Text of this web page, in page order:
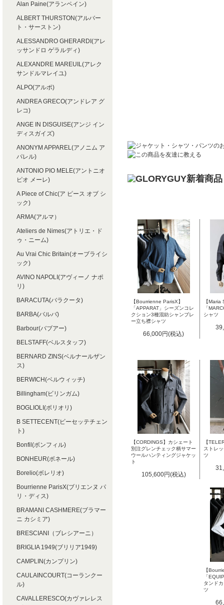
【Bourrienne ParisX】
「APPARAT」シーズンコレ
クション3種混紡シャンブレ
ー立ち襟シャツ
66,000円(税込)
【
「
シャツ
【CORDINGS】カシェート
別注グレンチェック柄サマー
ウールハンティングジャケッ
ト
105,600円(税込)
【
ストレ
ツ
【
「
タンド
ツ
Alan Paine(アランペイン)
ALBERT THURSTON(アルバー
ト・サーストン)
ALESSANDRO GHERARDI(アレ
ッサンドロ ゲラルディ)
ALEXANDRE MAREUIL(アレク
サンドルマレイユ)
ALPO(アルポ)
ANDREA GRECO(アンドレア グ
レコ)
ANGE IN DISGUISE(アンジ イン
ディスガイズ)
ANONYM APPAREL(アノニム ア
パレル)
ANTONIO PIO MELE(アントニオ
ピオ メーレ)
A Piece of Chic(ア ピース オブ シ
ック)
ARMA(アルマ）
Ateliers de Nimes(アトリエ・ド
ゥ・ニーム)
Au Vrai Chic Britain(オーブライシ
ック)
AVINO NAPOLI(アヴィーノ ナポ
リ)
BARACUTA(バラクータ)
BARBA(バルバ)
Barbour(バブアー)
BELSTAFF(ベルスタッフ)
BERNARD ZINS(ベルナールザン
ス)
BERWICH(ベルウィッチ)
Billingham(ビリンガム)
BOGLIOLI(ボリオリ)
B SETTECENT(ビーセッテチェン
ト)
Bonfil(ボンフィル)
BONHEUR(ボネール)
Borelio(ボレリオ)
Bourrienne ParisX(ブリエンヌ パ
リ・ディス)
BRAMANI CASHMERE(ブラマー
ニ カシミア)
BRESCIANI（ブレシアーニ）
BRIGLIA 1949(ブリリア1949)
CAMPLIN(カンプリン)
CAULAINCOURT(コーランクー
ル)
CAVALLERESCO(カヴァレレス